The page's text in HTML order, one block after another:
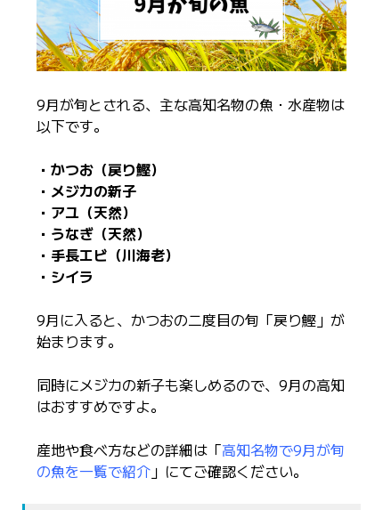
9月が旬とされる、主な高知名物の魚・水産物は
以下です。
・かつお（戻り鰹）
・メジカの新子
・アユ（天然）
・うなぎ（天然）
・手長エビ（川海老）
・シイラ
9月に入ると、かつおの二度目の旬「戻り鰹」が
始まります。
同時にメジカの新子も楽しめるので、9月の高知
はおすすめですよ。
産地や食べ方などの詳細は「高知名物で9月が旬
の魚を一覧で紹介 」にてご確認ください。